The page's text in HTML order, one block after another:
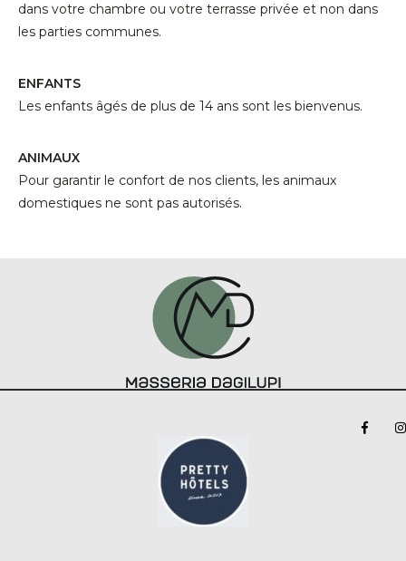
dans votre chambre ou votre terrasse privée et non dans
les parties communes.
ENFANTS
Les enfants âgés de plus de 14 ans sont les bienvenus.
ANIMAUX
Pour garantir le confort de nos clients, les animaux
domestiques ne sont pas autorisés.